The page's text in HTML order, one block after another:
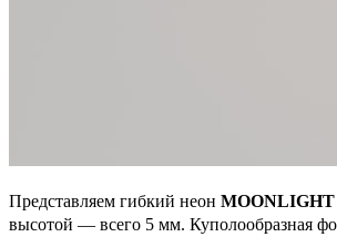
Представляем гибкий неон MOONLIGHT
высотой — всего 5 мм. Куполообразная